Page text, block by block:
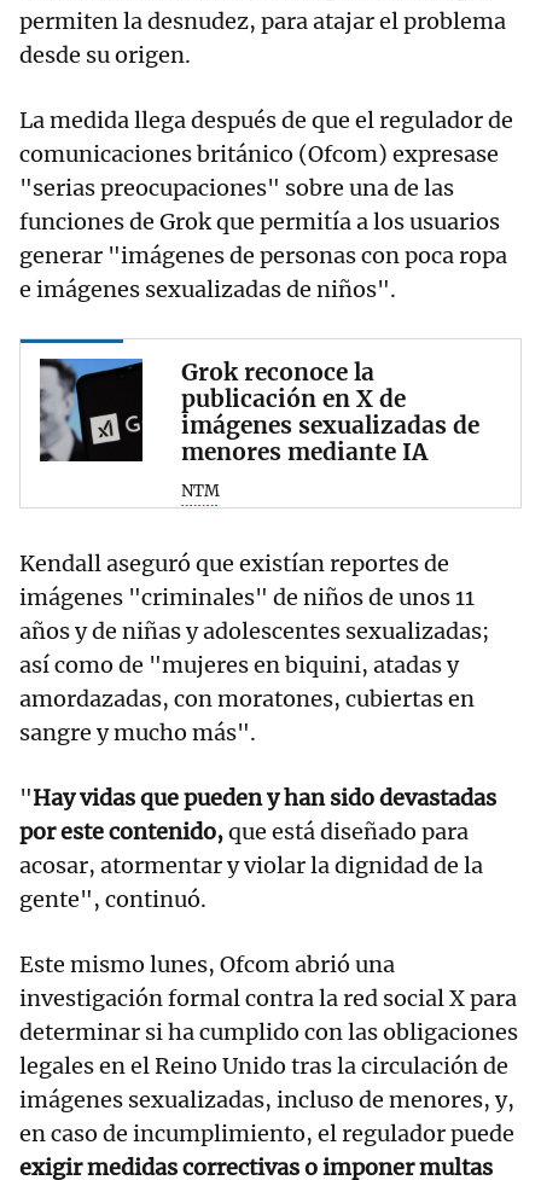
permiten la desnudez, para atajar el problema
desde su origen.
La medida llega después de que el regulador de
comunicaciones británico (Ofcom) expresase
"serias preocupaciones" sobre una de las
funciones de Grok que permitía a los usuarios
generar "imágenes de personas con poca ropa
e imágenes sexualizadas de niños".
Grok reconoce la
publicación en X de
imágenes sexualizadas de
menores mediante IA
NTM
Kendall aseguró que existían reportes de
imágenes "criminales" de niños de unos 11
años y de niñas y adolescentes sexualizadas;
así como de "mujeres en biquini, atadas y
amordazadas, con moratones, cubiertas en
sangre y mucho más".
"Hay vidas que pueden y han sido devastadas
por este contenido,que está diseñado para
acosar, atormentar y violar la dignidad de la
gente", continuó.
Este mismo lunes, Ofcom abrió una
investigación formal contra la red social X para
determinar si ha cumplido con las obligaciones
legales en el Reino Unido tras la circulación de
imágenes sexualizadas, incluso de menores, y,
en caso de incumplimiento, el regulador puede
exigir medidas correctivas o imponer multas